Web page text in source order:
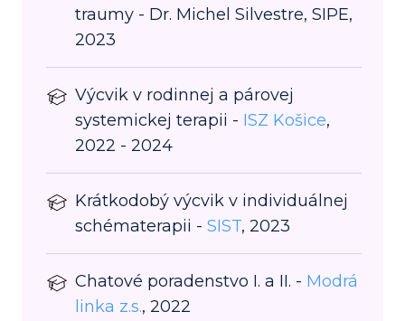
traumy - Dr. Michel Silvestre, SIPE,
2023
Výcvik v rodinnej a párovej
systemickej terapii - ISZ Košice,
2022 - 2024
Krátkodobý výcvik v individuálnej
schématerapii - SIST, 2023
Chatové poradenstvo I. a II. - Modrá
linka z.s., 2022